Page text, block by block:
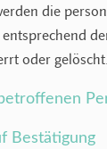
die
oder gelöscht.
Bestätigung